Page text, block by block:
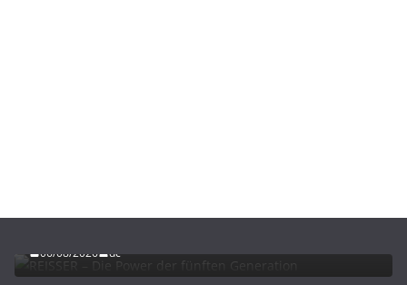
REISSER – Die Power der fünften Generation
06/08/2026 dc